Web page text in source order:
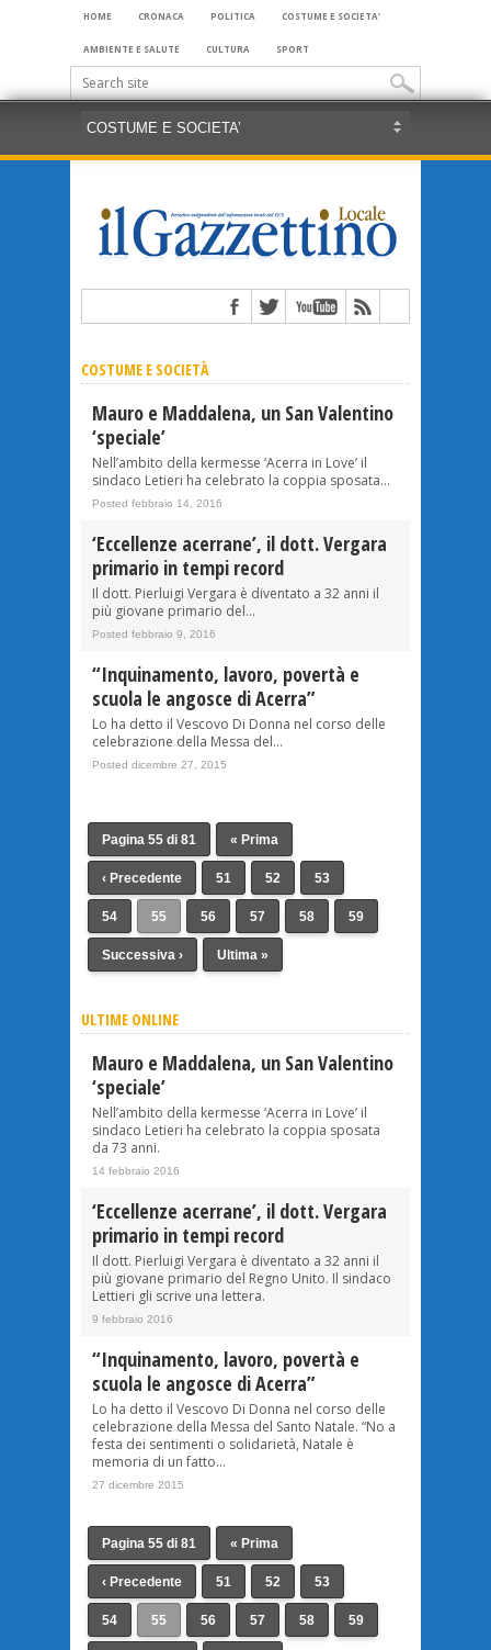
HOME CRONACA POLITICA COSTUME E SOCIETA’
AMBIENTE E SALUTE CULTURA SPORT
COSTUME E SOCIETÀ
Mauro e Maddalena, un San Valentino
‘speciale’
Nell’ambito della kermesse ‘Acerra in Love’ il
sindaco Letieri ha celebrato la coppia sposata...
Posted febbraio 14, 2016
‘Eccellenze acerrane’, il dott. Vergara
primario in tempi record
Il dott. Pierluigi Vergara è diventato a 32 anni il
più giovane primario del...
Posted febbraio 9, 2016
“Inquinamento, lavoro, povertà e
scuola le angosce di Acerra”
Lo ha detto il Vescovo Di Donna nel corso delle
celebrazione della Messa del...
Posted dicembre 27, 2015
Pagina 55 di 81 « Prima
‹ Precedente 51 52 53
54 55 56 57 58 59
Successiva › Ultima »
ULTIME ONLINE
Mauro e Maddalena, un San Valentino
‘speciale’
Nell’ambito della kermesse ‘Acerra in Love’ il
sindaco Letieri ha celebrato la coppia sposata
da 73 anni.
14 febbraio 2016
‘Eccellenze acerrane’, il dott. Vergara
primario in tempi record
Il dott. Pierluigi Vergara è diventato a 32 anni il
più giovane primario del Regno Unito. Il sindaco
Lettieri gli scrive una lettera.
9 febbraio 2016
“Inquinamento, lavoro, povertà e
scuola le angosce di Acerra”
Lo ha detto il Vescovo Di Donna nel corso delle
celebrazione della Messa del Santo Natale. “No a
festa dei sentimenti o solidarietà, Natale è
memoria di un fatto...
27 dicembre 2015
Pagina 55 di 81 « Prima
‹ Precedente 51 52 53
54 55 56 57 58 59